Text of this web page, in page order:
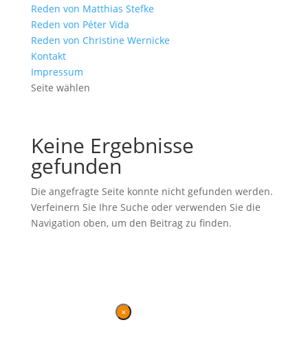
Reden von Matthias Stefke
Reden von Péter Vida
Reden von Christine Wernicke
Kontakt
Impressum
Seite wählen
Keine Ergebnisse
gefunden
Die angefragte Seite konnte nicht gefunden werden.
Verfeinern Sie Ihre Suche oder verwenden Sie die
Navigation oben, um den Beitrag zu finden.
×